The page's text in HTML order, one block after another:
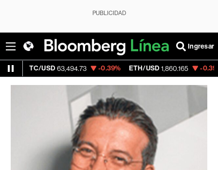
PUBLICIDAD
Ingresar
BTC/USD 63,494.73 -0.39% ETH/USD 1,860.165 -0.39%